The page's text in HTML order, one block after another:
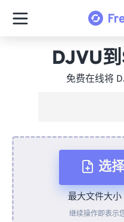
DJVU
免费在线将
选
从设
最大文件大小
继续操作即表示